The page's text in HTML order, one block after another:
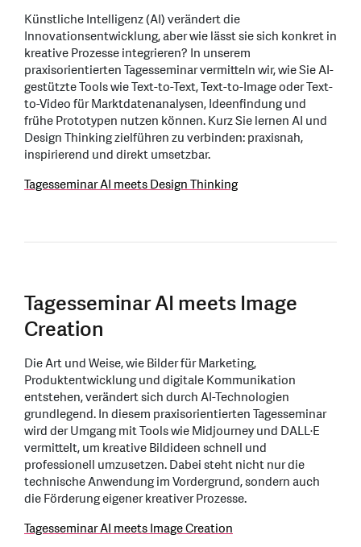
Künstliche Intelligenz (AI) verändert die
Innovationsentwicklung, aber wie lässt sie sich konkret in
kreative Prozesse integrieren? In unserem
praxisorientierten Tagesseminar vermitteln wir, wie Sie AI-
gestützte Tools wie Text-to-Text, Text-to-Image oder Text-
to-Video für Marktdatenanalysen, Ideenfindung und
frühe Prototypen nutzen können. Kurz Sie lernen AI und
Design Thinking zielführen zu verbinden: praxisnah,
inspirierend und direkt umsetzbar.
Tagesseminar AI meets Design Thinking
Tagesseminar AI meets Image
Creation
Die Art und Weise, wie Bilder für Marketing,
Produktentwicklung und digitale Kommunikation
entstehen, verändert sich durch AI-Technologien
grundlegend. In diesem praxisorientierten Tagesseminar
wird der Umgang mit Tools wie Midjourney und DALL·E
vermittelt, um kreative Bildideen schnell und
professionell umzusetzen. Dabei steht nicht nur die
technische Anwendung im Vordergrund, sondern auch
die Förderung eigener kreativer Prozesse.
Tagesseminar AI meets Image Creation